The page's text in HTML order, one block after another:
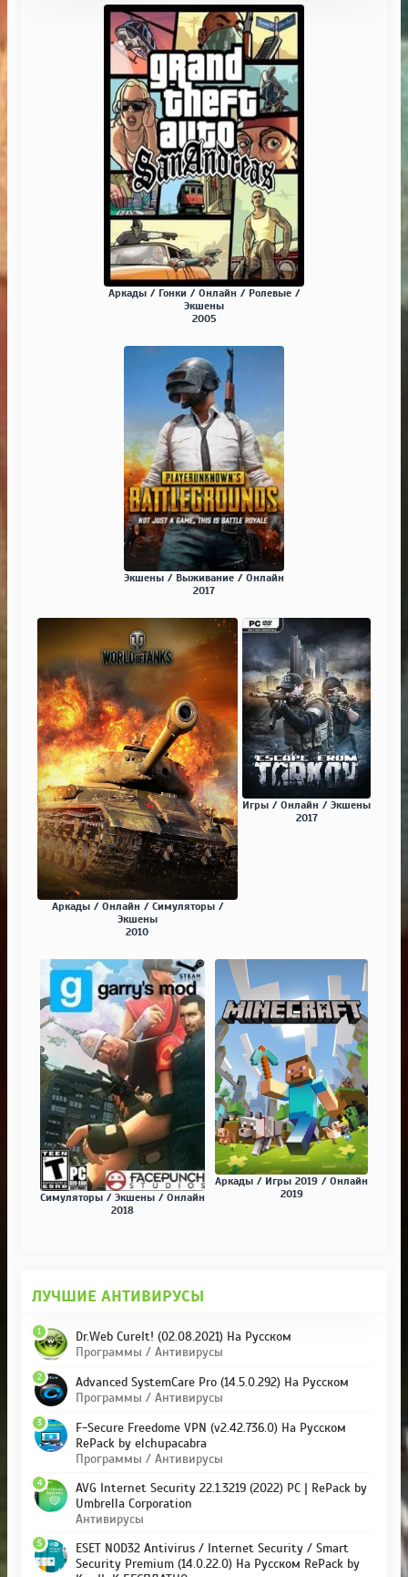
Аркады / Гонки / Онлайн / Ролевые /
Экшены
2005
Экшены / Выживание / Онлайн
2017
Аркады / Онлайн / Симуляторы /
Экшены
2010
Игры / Онлайн / Экшены
2017
Симуляторы / Экшены / Онлайн
2018
Аркады / Игры 2019 / Онлайн
2019
ЛУЧШИЕ АНТИВИРУСЫ
Dr.Web CureIt! (02.08.2021) На Русском
Программы / Антивирусы
1
Advanced SystemCare Pro (14.5.0.292) На Русском
Программы / Антивирусы
2
F-Secure Freedome VPN (v2.42.736.0) На Русском
RePack by elchupacabra
Программы / Антивирусы
3
AVG Internet Security 22.1.3219 (2022) PC | RePack by
Umbrella Corporation
Антивирусы
4
ESET NOD32 Antivirus / Internet Security / Smart
Security Premium (14.0.22.0) На Русском RePack by
5